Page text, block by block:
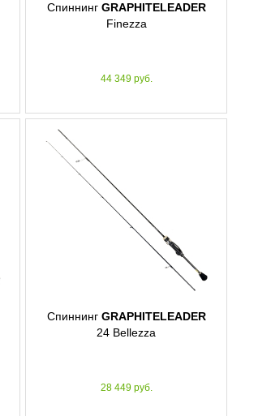
Спиннинг GRAPHITELEADER
Finezza
44 349 руб.
Спиннинг GRAPHITELEADER
24 Bellezza
28 449 руб.